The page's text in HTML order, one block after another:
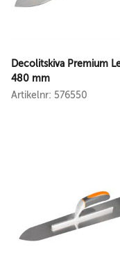
Decolitskiva Premium
480 mm
Artikelnr: 576550